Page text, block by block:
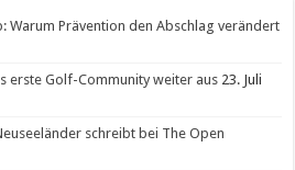
Warum Prävention den Abschlag verändert
erste Golf-Community weiter aus 23. Juli
schreibt bei The Open